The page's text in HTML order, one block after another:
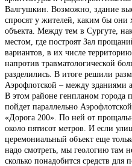
Валгушкин. Возможно, здание
спросят у жителей, каким бы они
объекта. Между тем в Сургуте,
местом, где построят Зал
вариантов, в их числе
напротив травматологической
разделились. В итоге решили
Аэрофлотской – между зданиями
В этом районе генпланом города
пойдет параллельно
«Дорога 200». По ней от
около пятисот метров. И если
церемониальный объект еще
надо смотреть, мы геологию там
сколько понадобится средств